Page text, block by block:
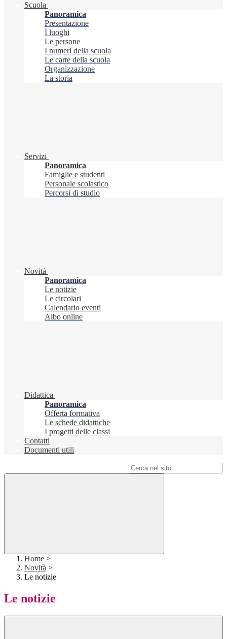
Scuola
Panoramica
Presentazione
I luoghi
Le persone
I numeri della scuola
Le carte della scuola
Organizzazione
La storia
Servizi
Panoramica
Famiglie e studenti
Personale scolastico
Percorsi di studio
Novità
Panoramica
Le notizie
Le circolari
Calendario eventi
Albo online
Didattica
Panoramica
Offerta formativa
Le schede didattiche
I progetti delle classi
Contatti
Documenti utili
Home >
Novità >
Le notizie
Le notizie